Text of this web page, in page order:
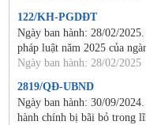
122/KH-PGDĐT
Ngày ban hành: 28/02/
pháp luật năm 2025 của
Ngày ban hành: 28/02/2025
2819/QĐ-UBND
Ngày ban hành: 30/09/
hành chính bị bãi bỏ trong